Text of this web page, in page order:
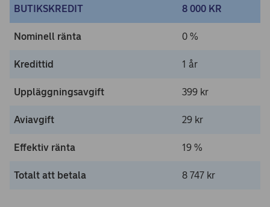
BUTIKSKREDIT 8 000 KR
Nominell ränta 0 %
Kredittid 1 år
Uppläggnings­avgift 399 kr
Aviavgift 29 kr
Effektiv ränta 19 %
Totalt att betala 8 747 kr